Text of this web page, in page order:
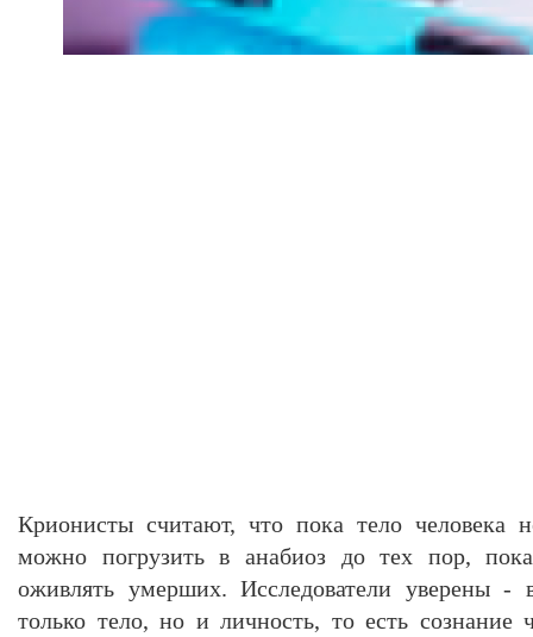
Крионисты считают, что пока тело человека
можно погрузить в анабиоз до тех пор,
оживлять умерших. Исследователи уверены -
только тело, но и личность, то есть сознание